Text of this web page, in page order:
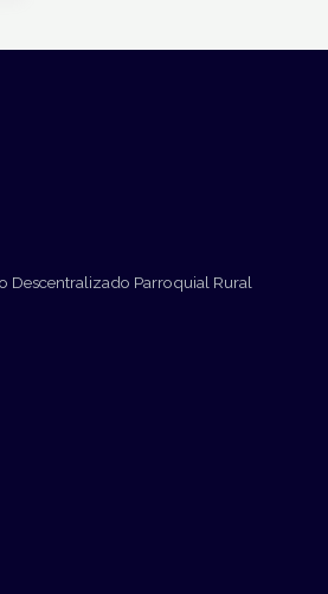
Descentralizado Parroquial Rural